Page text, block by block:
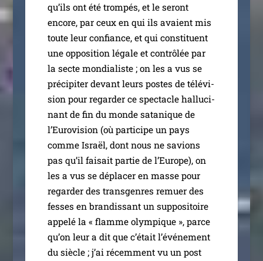
qu’ils ont été trom­pés, et le seront
encore, par ceux en qui ils avaient mis
toute leur confiance, et qui consti­tuent
une oppo­si­tion légale et contrô­lée par
la secte mon­dia­liste ; on les a vus se
pré­ci­pi­ter devant leurs postes de télé­vi­
sion pour regar­der ce spec­tacle hal­lu­ci­
nant de fin du monde sata­nique de
l’Eurovision (où par­ti­cipe un pays
comme Israël, dont nous ne savions
pas qu’il fai­sait par­tie de l’Europe), on
les a vus se dépla­cer en masse pour
regar­der des trans­genres remuer des
fesses en bran­dis­sant un sup­po­si­toire
appe­lé la « flamme olym­pique », parce
qu’on leur a dit que c’é­tait l’é­vé­ne­ment
du siècle ; j’ai récem­ment vu un post